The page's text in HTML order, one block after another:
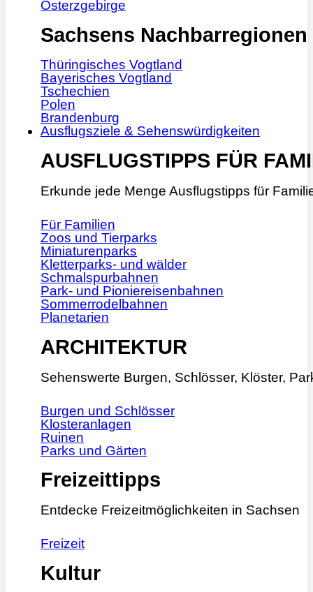
Osterzgebirge
Sachsens Nachbarregionen
Thüringisches Vogtland
Bayerisches Vogtland
Tschechien
Polen
Brandenburg
Ausflugsziele & Sehenswürdigkeiten
AUSFLUGSTIPPS FÜR
Erkunde jede Menge Ausflugstipps für
Für Familien
Zoos und Tierparks
Miniaturenparks
Kletterparks- und wälder
Schmalspurbahnen
Park- und Pioniereisenbahnen
Sommerrodelbahnen
Planetarien
ARCHITEKTUR
Sehenswerte Burgen, Schlösser, Klöster,
Burgen und Schlösser
Klosteranlagen
Ruinen
Parks und Gärten
Freizeittipps
Entdecke Freizeitmöglichkeiten in Sachsen
Freizeit
Kultur